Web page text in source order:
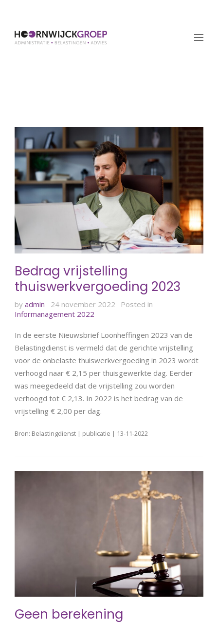
Bedrag vrijstelling
thuiswerkvergoeding 2023
by admin 24 november 2022
Posted in
Informanagement 2022
In de eerste Nieuwsbrief Loonheffingen 2023 van de
Belastingdienst is vermeld dat de gerichte vrijstelling
voor de onbelaste thuiswerkvergoeding in 2023 wordt
verhoogd naar € 2,15 per thuisgewerkte dag. Eerder
was meegedeeld dat de vrijstelling zou worden
verhoogd tot € 2,13. In 2022 is het bedrag van de
vrijstelling € 2,00 per dag.
Bron: Belastingdienst | publicatie | 13-11-2022
Geen berekening